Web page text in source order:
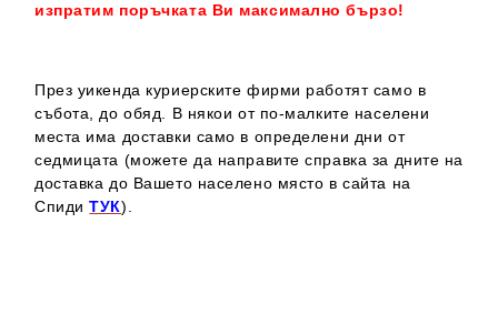
изпратим поръчката Ви максимално бързо!
През уикенда куриерските фирми работят само в
събота, до обяд. В някои от по-малките населени
места има доставки само в определени дни от
седмицата (можете да направите справка за дните на
доставка до Вашето населено място в сайта на
СпидиТУК).